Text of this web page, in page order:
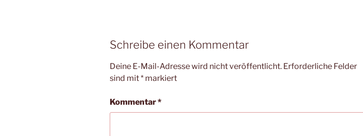
Schreibe einen Kommentar
Deine E-Mail-Adresse wird nicht veröffentlicht. Erforderliche Felder
sind mit* markiert
Kommentar*